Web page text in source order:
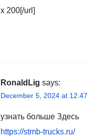
x 200[/url]
RonaldLig says:
December 5, 2024 at 12:47
узнать больше Здесь
https://stmb-trucks.ru/